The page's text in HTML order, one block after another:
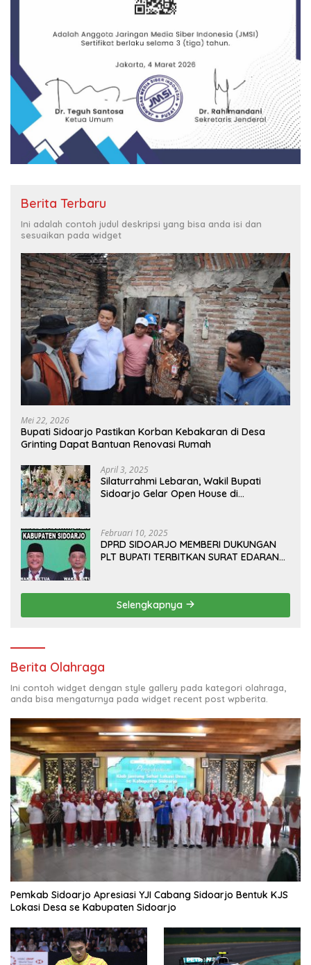
Berita Terbaru
Ini adalah contoh judul deskripsi yang bisa anda isi dan
sesuaikan pada widget
Mei 22, 2026
Bupati Sidoarjo Pastikan Korban Kebakaran di Desa
Grinting Dapat Bantuan Renovasi Rumah
April 3, 2025
Silaturrahmi Lebaran, Wakil Bupati
Sidoarjo Gelar Open House di
Februari 10, 2025
DPRD SIDOARJO MEMBERI DUKUNGAN
PLT BUPATI TERBITKAN SURAT EDARAN
KELUAR KOTA
Selengkapnya
Berita Olahraga
Ini contoh widget dengan style gallery pada kategori olahraga,
anda bisa mengaturnya pada widget recent post wpberita.
Pemkab Sidoarjo Apresiasi YJI Cabang Sidoarjo Bentuk KJS
Lokasi Desa se Kabupaten Sidoarjo